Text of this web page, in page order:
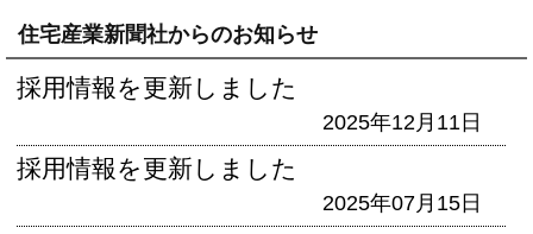
住宅産業新聞社からのお知らせ
採用情報を更新しました
2025年12月11日
採用情報を更新しました
2025年07月15日